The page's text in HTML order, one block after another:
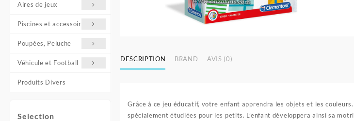
Aires de jeux
Piscines et accessoires
Poupées, Peluche
Véhicule et Football
Produits Divers
Selection
DESCRIPTION BRAND AVIS (0)
Grâce à ce jeu éducatif, votre enfant apprendra les objets et les
spécialement étudiées pour les petits. L’enfant développera ainsi sa